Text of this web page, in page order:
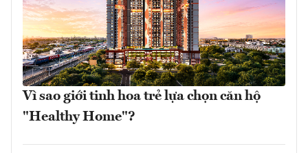
Vì sao giới tinh hoa trẻ lựa chọn căn hộ
"Healthy Home"?